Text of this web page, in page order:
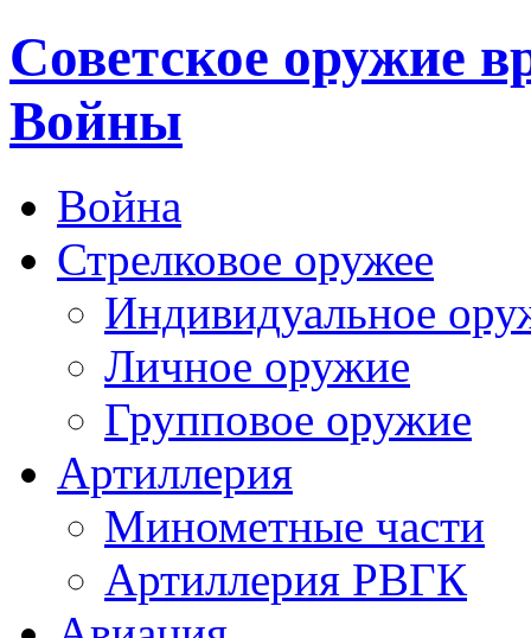
Cоветское оружие
Войны
Война
Стрелковое оружее
Индивидуальное
Личное оружие
Групповое оружие
Артиллерия
Минометные части
Артиллерия РВГК